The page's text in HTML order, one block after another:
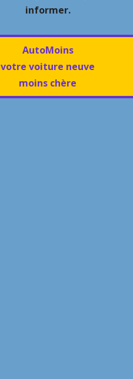
informer.
AutoMoins
votre voiture neuve
moins chère